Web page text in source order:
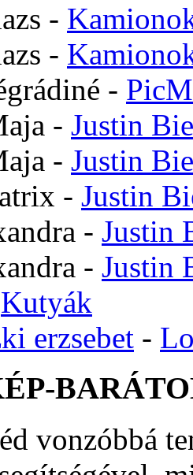
-
-
-
- Justin
- Justin
- Justin
- Justin
- Justin
Kutyák
erzsebet -
vonzóbbá